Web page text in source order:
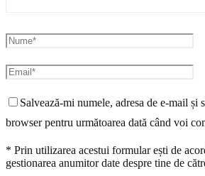
Salvează-mi numele, adresa de e-mail și
browser pentru următoarea dată când voi
* Prin utilizarea acestui formular ești de
gestionarea anumitor date despre tine de